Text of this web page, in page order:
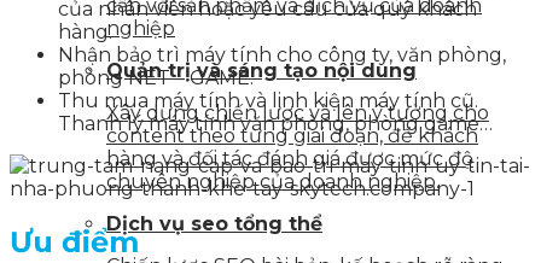
cận với sản phẩm và dịch vụ của doanh
nghiệp
Quản trị và sáng tạo nội dung
Xây dựng chiến lược và lên ý tưởng cho
content theo từng giai đoạn, để khách
hàng và đối tác đánh giá được mức độ
chuyên nghiệp của doanh nghiệp.
Dịch vụ seo tổng thể
của nhân viên hoặc yêu cầu của quý khách
hàng.
Nhận bảo trì máy tính cho công ty, văn phòng,
phòng NET – GAME.
Thu mua máy tính và linh kiện máy tính cũ.
Thanh lý máy tính văn phòng, phòng game…
Ưu điểm